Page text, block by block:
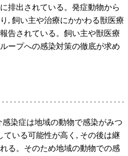
排出されている。発症動物から
, 飼い主や治療にかかわる獣医療
告されている。飼い主や獣医療
ープへの感染対策の徹底が求め
感染症は地域の動物で感染がみつ
ている可能性が高く, その後は継
る。そのため地域の動物での感